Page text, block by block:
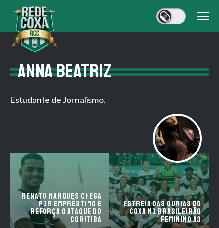
ANNA BEATRIZ
Estudante de Jornalismo.
Renato Marques chega
por empréstimo e
reforça o ataque do
Coritiba
Estreia das Gurias do
Coxa no Brasileirão
Feminino A3